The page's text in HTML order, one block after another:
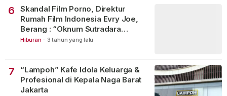
6
Skandal Film Porno, Direktur
Rumah Film Indonesia Evry Joe,
Berang : “Oknum Sutradara
Merusak Perfilman Indonesia”!
Hiburan - 3 tahun yang lalu
7
“Lampoh” Kafe Idola Keluarga &
Profesional di Kepala Naga Barat
Jakarta